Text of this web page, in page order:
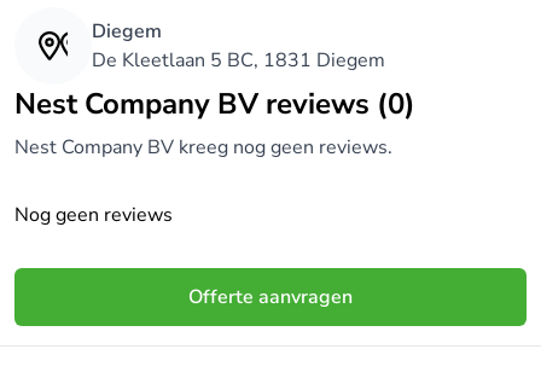
Diegem
De Kleetlaan 5 BC, 1831 Diegem
Nest Company BV reviews (0)
Nest Company BV kreeg nog geen reviews.
Nog geen reviews
Offerte aanvragen